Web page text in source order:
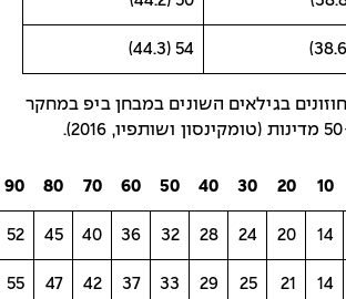
אחוזונים בגילאים השונים במבחן ביפ במחקר
20
30
40
50
60
70
80
90
95
20
24
28
32
36
40
45
52
58
21
25
29
33
37
42
47
55
62